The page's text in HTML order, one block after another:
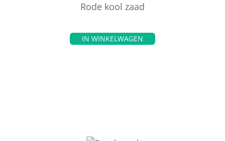
Rode kool zaad
IN WINKELWAGEN